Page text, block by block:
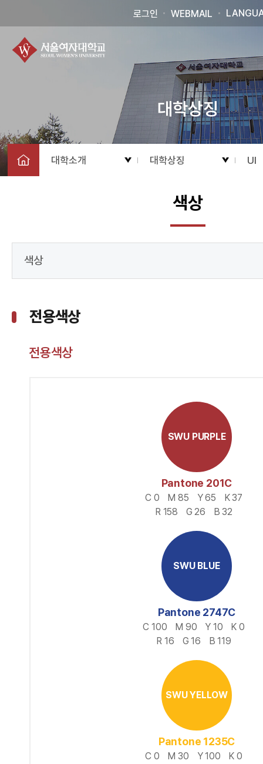
대학상징
로그인 WEBMAIL
대학소개 대학상징 UI
색상
색상
전용색상
전용색상
SWU PURPLE
Pantone 201C
C 0 M 85 Y 65
K 37
R 158
G 26 B 32
SWU BLUE
Pantone 2747C
C 100 M 90 Y 10
K 0
R 16
G 16 B 119
SWU YELLOW
Pantone 1235C
C 0 M 30 Y 100
K 0